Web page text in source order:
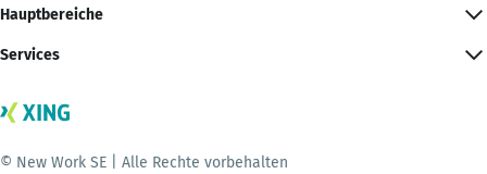
Hauptbereiche
Services
© New Work SE | Alle Rechte vorbehalten